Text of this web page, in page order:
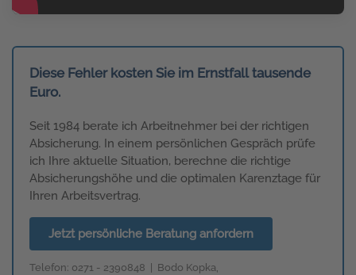
Diese Fehler kosten Sie im Ernstfall tausende
Euro.
Seit 1984 berate ich Arbeitnehmer bei der richtigen
Absicherung. In einem persönlichen Gespräch prüfe
ich Ihre aktuelle Situation, berechne die richtige
Absicherungshöhe und die optimalen Karenztage für
Ihren Arbeitsvertrag.
Jetzt persönliche Beratung anfordern
Telefon: 0271 - 2390848 | Bodo Kopka,